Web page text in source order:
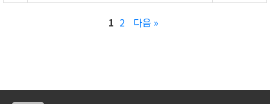
1 2 다음 »